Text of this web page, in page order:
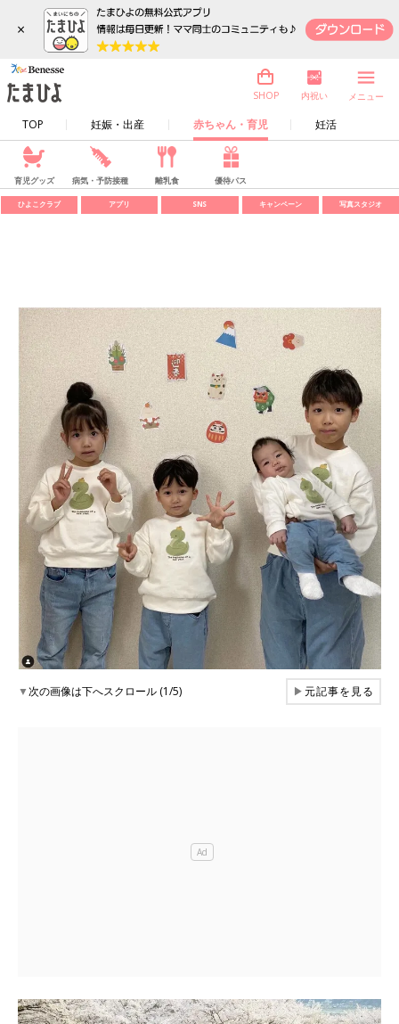
×
TOP 妊娠・出産 赤ちゃん・育児 妊活
SHOP 内祝い メニュー
育児グッズ 病気・予防接種 離乳食 優待パス
ひよこクラブ アプリ SNS キャンペーン 写真スタジオ
▼次の画像は下へスクロール (1/5) ▶元記事を見る